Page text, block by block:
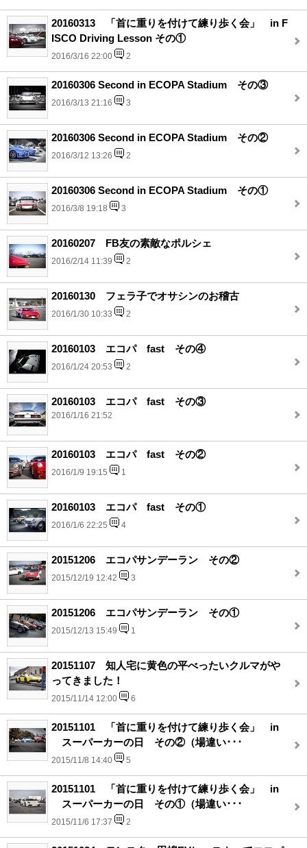
20160313 「首に重りを付けて練り歩く会」 in F
ISCO Driving Lesson その①
2016/3/16 22:00 2
20160306 Second in ECOPA Stadium その③
2016/3/13 21:16 3
20160306 Second in ECOPA Stadium その②
2016/3/12 13:26 2
20160306 Second in ECOPA Stadium その①
2016/3/8 19:18 3
20160207 FB友の素敵なポルシェ
2016/2/14 11:39 2
20160130 フェラ子でオサシンのお稽古
2016/1/30 10:33 2
20160103 エコパ fast その④
2016/1/24 20:53 2
20160103 エコパ fast その③
2016/1/16 21:52
20160103 エコパ fast その②
2016/1/9 19:15 1
20160103 エコパ fast その①
2016/1/6 22:25 4
20151206 エコパサンデーラン その②
2015/12/19 12:42 3
20151206 エコパサンデーラン その①
2015/12/13 15:49 1
20151107 知人宅に黄色の平べったいクルマがや
ってきました！
2015/11/14 12:00 6
20151101 「首に重りを付けて練り歩く会」 in
スーパーカーの日 その②（場違い･･･
2015/11/8 14:40 5
20151101 「首に重りを付けて練り歩く会」 in
スーパーカーの日 その①（場違い･･･
2015/11/6 17:37 2